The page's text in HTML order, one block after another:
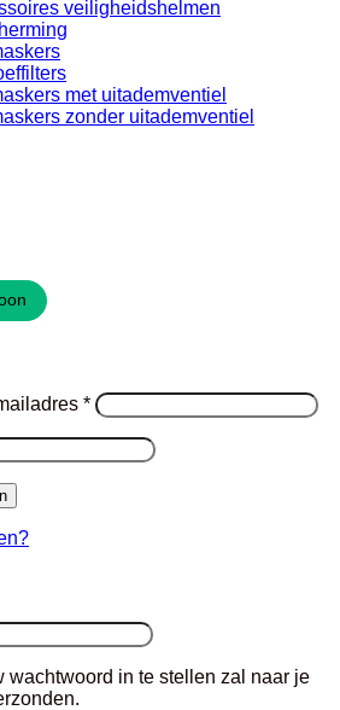
veiligheidshelmen
met uitademventiel
zonder uitademventiel
*Vereist
wachtwoord in te stellen zal naar je